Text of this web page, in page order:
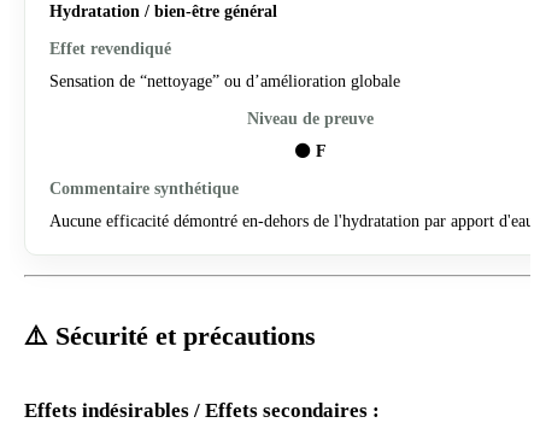
Hydratation / bien-être général
Sensation de “nettoyage” ou d’amélioration globale
⚫ F
Aucune efficacité démontré en-dehors de l'hydratation par apport d'eau.
⚠️ Sécurité et précautions
Effets indésirables / Effets secondaires :